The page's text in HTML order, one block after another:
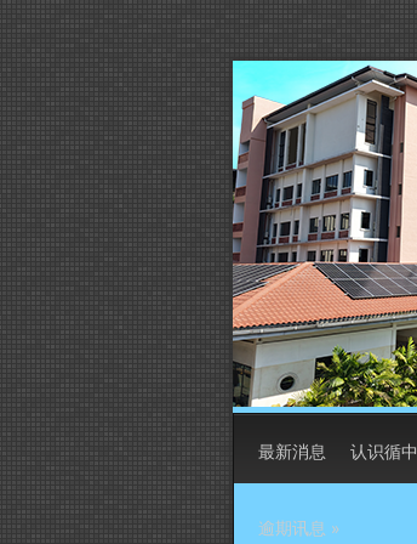
最新消息 认识循中
逾期讯息 »